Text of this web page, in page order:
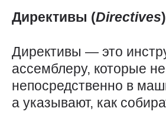
Директивы (Directives)
Директивы — это
ассемблеру, которые
непосредственно в
а указывают, как